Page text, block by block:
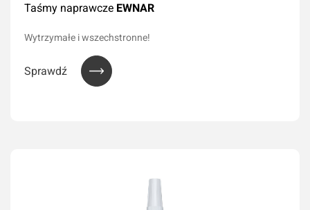
Taśmy naprawcze EWNAR
Wytrzymałe i wszechstronne!
Sprawdź